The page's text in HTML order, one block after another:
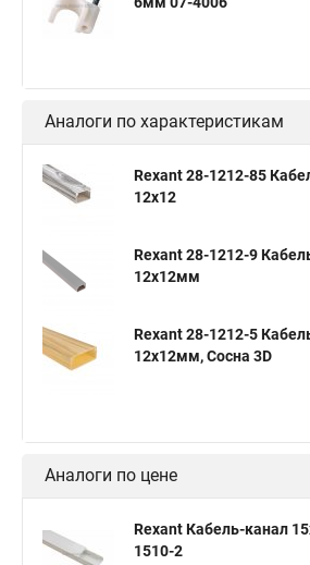
Аналоги по характеристикам
Rexant 28-1212-85
12x12
Rexant 28-1212-9
12х12мм
Rexant 28-1212-5
12х12мм, Сосна 3D
Аналоги по цене
Rexant Кабель-канал
1510-2